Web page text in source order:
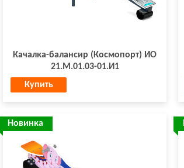
Качалка-балансир (Космопорт) ИО
21.М.01.03-01.И1
Купить
Новинка